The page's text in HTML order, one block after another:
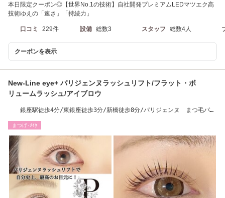
本日限定クーポン◎【世界No.1の技術】自社開発プレミアムLEDマツエク高
技術ゆえの「速さ」「持続力」
口コミ 229件 設備 総数3 スタッフ 総数4人
クーポンを表示
New-Line eye+ パリジェンヌラッシュリフト/フラット・ボ
リュームラッシュ/アイブロウ
銀座駅徒歩4分/東銀座徒歩3分/新橋徒歩8分/パリジェンヌ まつ毛パー
まつげ･ﾒｲｸ